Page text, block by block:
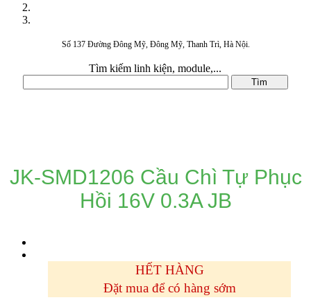
Số 137 Đường Đông Mỹ, Đông Mỹ, Thanh Trì, Hà Nội.
Tìm kiếm linh kiện, module,...
JK-SMD1206 Cầu Chì Tự Phục
Hồi 16V 0.3A JB
HẾT HÀNG
Đặt mua để có hàng sớm